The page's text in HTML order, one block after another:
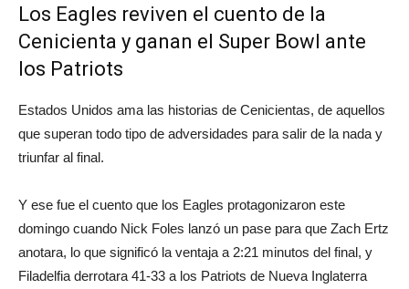
Los Eagles reviven el cuento de la
Cenicienta y ganan el Super Bowl ante
los Patriots
Estados Unidos ama las historias de Cenicientas, de aquellos
que superan todo tipo de adversidades para salir de la nada y
triunfar al final.
Y ese fue el cuento que los Eagles protagonizaron este
domingo cuando Nick Foles lanzó un pase para que Zach Ertz
anotara, lo que significó la ventaja a 2:21 minutos del final, y
Filadelfia derrotara 41-33 a los Patriots de Nueva Inglaterra